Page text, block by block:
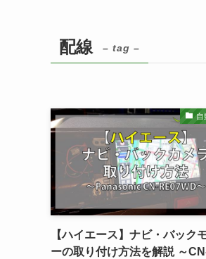
配線 – tag –
自
【ハイエース】ナビ・バック
ーの取り付け方法を解説 ～